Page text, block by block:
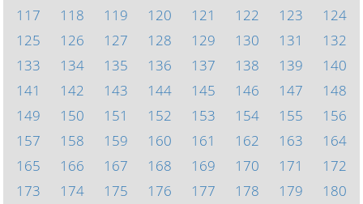
117
118 119 120 121 122 123
124
125
126 127 128 129 130 131
132
133
134 135 136 137 138 139
140
141
142 143 144 145 146 147
148
149
150 151 152 153 154 155
156
157
158 159 160 161 162 163
164
165
166 167 168 169 170 171
172
173
174 175 176 177 178 179
180